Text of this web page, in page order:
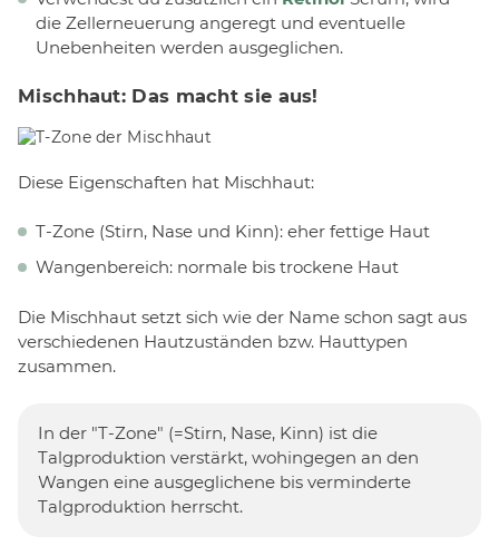
die Zellerneuerung angeregt und eventuelle
Unebenheiten werden ausgeglichen.
Mischhaut: Das macht sie aus!
Diese Eigenschaften hat Mischhaut:
T-Zone (Stirn, Nase und Kinn): eher fettige Haut
Wangenbereich: normale bis trockene Haut
Die Mischhaut setzt sich wie der Name schon sagt aus
verschiedenen Hautzuständen bzw. Hauttypen
zusammen.
In der "T-Zone" (=Stirn, Nase, Kinn) ist die
Talgproduktion verstärkt, wohingegen an den
Wangen eine ausgeglichene bis verminderte
Talgproduktion herrscht.